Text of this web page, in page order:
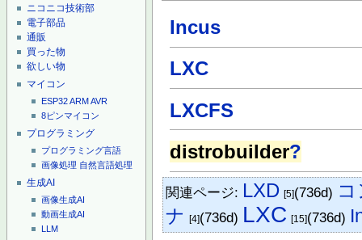
ニコニコ技術部
電子部品
通販
買った物
欲しい物
マイコン
ESP32ARMAVR
8ピンマイコン
プログラミング
プログラミング言語
画像処理 自然言語処理
生成AI
画像生成AI
動画生成AI
LLM
Incus
LXC
LXCFS
distrobuilder?
関連ページ: LXD [5](736d)
ナ [4](736d) LXC [15](736d)